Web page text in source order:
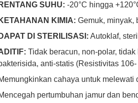
SUHU: -20°C hingga
KIMIA: Gemuk, minyak,
DI STERILISASI: Autoklaf,
Tidak beracun, non-polar,
anti-statis (Resistivitas 106-
cahaya untuk melewati
pertumbuhan jamur dan